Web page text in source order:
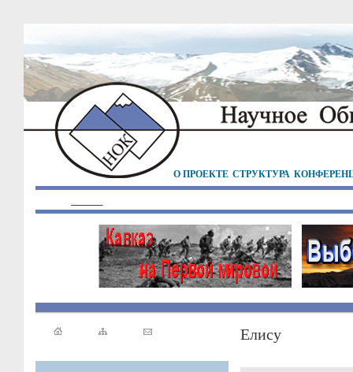
О ПРОЕКТЕ СТРУКТУРА
Елису